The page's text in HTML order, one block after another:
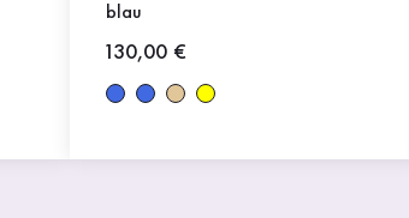
blau
Neuer Preis
130,00 €